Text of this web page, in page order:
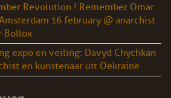
Revolution ! Remember Omar
16 february @ anarchist
Bollox
expo en veiling: Davyd Chychkan
en kunstenaar uit Oekraine